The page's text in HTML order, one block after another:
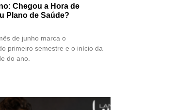
Chegou a Hora de
Plano de Saúde?
de junho marca o
primeiro semestre e o início da
do ano.